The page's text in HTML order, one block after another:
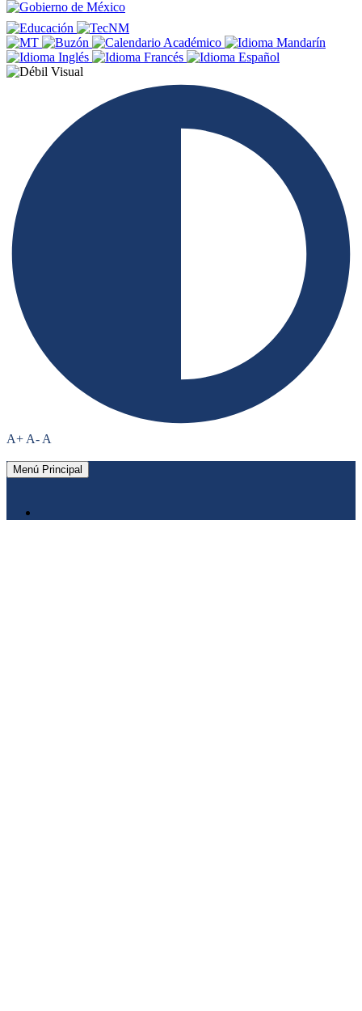
A+ A- A
Menú Principal